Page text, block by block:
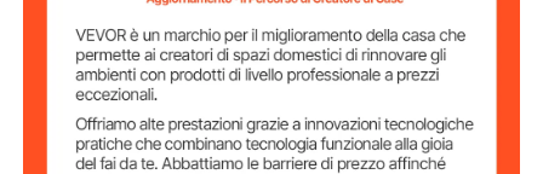
Intervallo di
temperatura
32-450 ℉/0-232 ℃
Intervallo di tempo 0-999 s